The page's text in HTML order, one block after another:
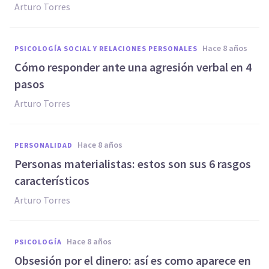
Arturo Torres
PSICOLOGÍA SOCIAL Y RELACIONES PERSONALES hace 8 años
Cómo responder ante una agresión verbal en 4
pasos
Arturo Torres
PERSONALIDAD hace 8 años
Personas materialistas: estos son sus 6 rasgos
característicos
Arturo Torres
PSICOLOGÍA hace 8 años
Obsesión por el dinero: así es como aparece en